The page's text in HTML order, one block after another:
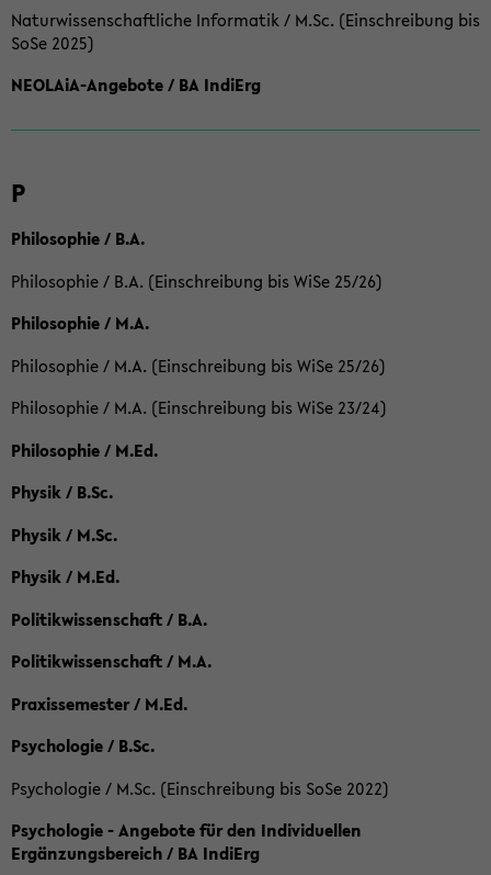
Naturwissenschaftliche Informatik / M.Sc. (Einschreibung bis
SoSe 2025)
NEOLAiA-Angebote / BA IndiErg
P
Philosophie / B.A.
Philosophie / B.A. (Einschreibung bis WiSe 25/26)
Philosophie / M.A.
Philosophie / M.A. (Einschreibung bis WiSe 25/26)
Philosophie / M.A. (Einschreibung bis WiSe 23/24)
Philosophie / M.Ed.
Physik / B.Sc.
Physik / M.Sc.
Physik / M.Ed.
Politikwissenschaft / B.A.
Politikwissenschaft / M.A.
Praxissemester / M.Ed.
Psychologie / B.Sc.
Psychologie / M.Sc. (Einschreibung bis SoSe 2022)
Psychologie - Angebote für den Individuellen
Ergänzungsbereich / BA IndiErg